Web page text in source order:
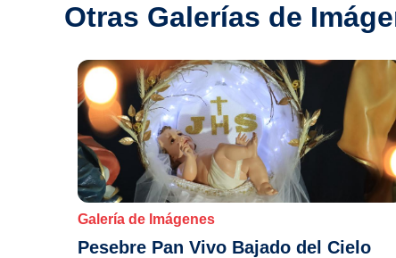
Otras Galerías de
Galería de Imágenes
Pesebre Pan Vivo Bajado del Cielo